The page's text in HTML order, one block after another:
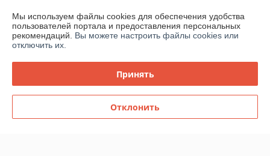
О нас
Контакты
Доставка и оплата
График работы
Мы используем файлы cookies для обеспечения удобства
пользователей портала и предоставления персональных
рекомендаций. Вы можете настроить файлы cookies или
отключить их.
Принять
Отклонить